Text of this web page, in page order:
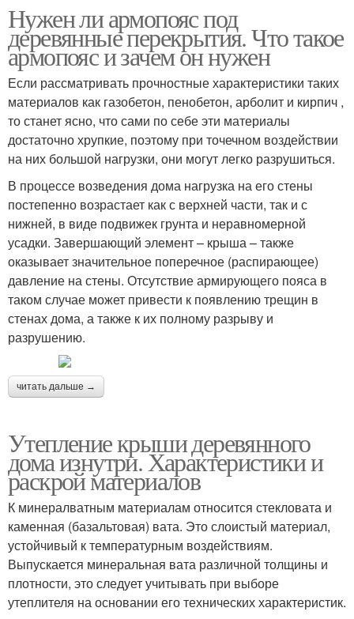
Нужен ли армопояс под
деревянные перекрытия. Что такое
армопояс и зачем он нужен
Если рассматривать прочностные характеристики таких
материалов как газобетон, пенобетон, арболит и кирпич ,
то станет ясно, что сами по себе эти материалы
достаточно хрупкие, поэтому при точечном воздействии
на них большой нагрузки, они могут легко разрушиться.
В процессе возведения дома нагрузка на его стены
постепенно возрастает как с верхней части, так и с
нижней, в виде подвижек грунта и неравномерной
усадки. Завершающий элемент – крыша – также
оказывает значительное поперечное (распирающее)
давление на стены. Отсутствие армирующего пояса в
таком случае может привести к появлению трещин в
стенах дома, а также к их полному разрыву и
разрушению.
читать дальше →
Утепление крыши деревянного
дома изнутри. Характеристики и
раскрой материалов
К минералватным материалам относится стекловата и
каменная (базальтовая) вата. Это слоистый материал,
устойчивый к температурным воздействиям.
Выпускается минеральная вата различной толщины и
плотности, это следует учитывать при выборе
утеплителя на основании его технических характеристик.